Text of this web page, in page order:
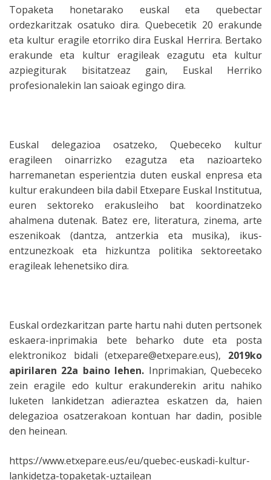
Topaketa honetarako euskal eta quebectar
ordezkaritzak osatuko dira. Quebecetik 20 erakunde
eta kultur eragile etorriko dira Euskal Herrira. Bertako
erakunde eta kultur eragileak ezagutu eta kultur
azpiegiturak bisitatzeaz gain, Euskal Herriko
profesionalekin lan saioak egingo dira.
Euskal delegazioa osatzeko, Quebeceko kultur
eragileen oinarrizko ezagutza eta nazioarteko
harremanetan esperientzia duten euskal enpresa eta
kultur erakundeen bila dabil Etxepare Euskal Institutua,
euren sektoreko erakusleiho bat koordinatzeko
ahalmena dutenak. Batez ere, literatura, zinema, arte
eszenikoak (dantza, antzerkia eta musika), ikus-
entzunezkoak eta hizkuntza politika sektoreetako
eragileak lehenetsiko dira.
Euskal ordezkaritzan parte hartu nahi duten pertsonek
eskaera-inprimakia bete beharko dute eta posta
elektronikoz bidali (etxepare@etxepare.eus), 2019ko
apirilaren 22a baino lehen. Inprimakian, Quebeceko
zein eragile edo kultur erakunderekin aritu nahiko
luketen lankidetzan adieraztea eskatzen da, haien
delegazioa osatzerakoan kontuan har dadin, posible
den heinean.
https://www.etxepare.eus/eu/quebec-euskadi-kultur-
lankidetza-topaketak-uztailean